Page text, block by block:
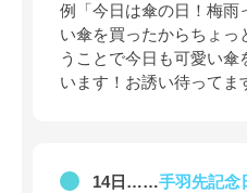
例「今日は傘の日！梅雨
い傘を買ったからちょっ
うことで今日も可愛い傘
います！お誘い待ってま
14日……手羽先記念